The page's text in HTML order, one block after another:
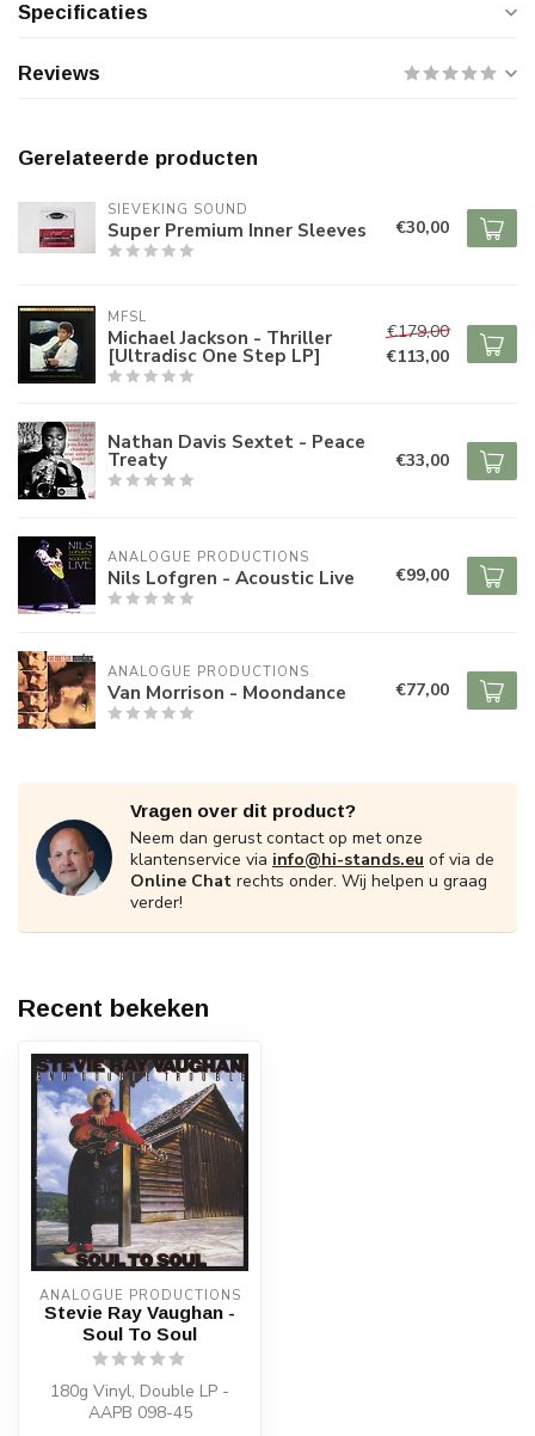
Specificaties
Reviews
Gerelateerde producten
SIEVEKING SOUND
Super Premium Inner Sleeves €30,00
MFSL
Michael Jackson - Thriller
[Ultradisc One Step LP]
€179,00
€113,00
Nathan Davis Sextet - Peace
Treaty €33,00
ANALOGUE PRODUCTIONS
Nils Lofgren - Acoustic Live €99,00
ANALOGUE PRODUCTIONS
Van Morrison - Moondance €77,00
Vragen over dit product?
Neem dan gerust contact op met onze
klantenservice via info@hi-stands.eu of via de
Online Chat rechts onder. Wij helpen u graag
verder!
Recent bekeken
ANALOGUE PRODUCTIONS
Stevie Ray Vaughan -
Soul To Soul
180g Vinyl, Double LP -
AAPB 098-45